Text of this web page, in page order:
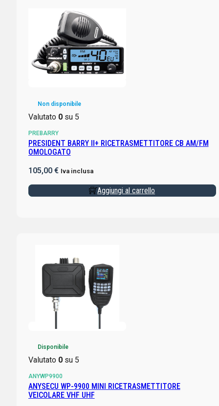
Non disponibile
Valutato 0su 5
PREBARRY
PRESIDENT BARRY II+ RICETRASMETTITORE CB AM/FM
OMOLOGATO
105,00 € Iva inclusa
Aggiungi al carrello
Disponibile
Valutato 0su 5
ANYWP9900
ANYSECU WP-9900 MINI RICETRASMETTITORE
VEICOLARE VHF UHF